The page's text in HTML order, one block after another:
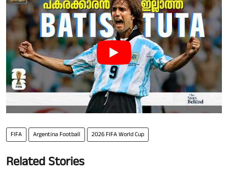
FIFA Argentina Football 2026 FIFA World Cup
Related Stories